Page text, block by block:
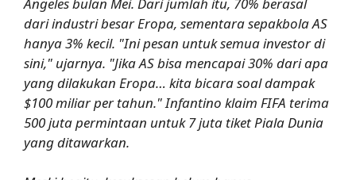
dari industri besar Eropa, sementara sepakbola AS
hanya 3% kecil. "Ini pesan untuk semua investor di
sini," ujarnya. "Jika AS bisa mencapai 30% dari apa
yang dilakukan Eropa… kita bicara soal dampak
$100 miliar per tahun." Infantino klaim FIFA terima
500 juta permintaan untuk 7 juta tiket Piala Dunia
yang ditawarkan.